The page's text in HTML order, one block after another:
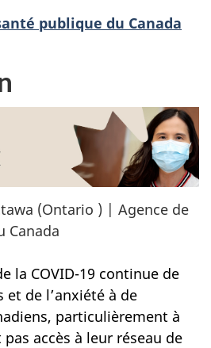
publique du Canada
(Ontario ) | Agence de
Canada
la COVID-19 continue de
et de l’anxiété à de
particulièrement à
accès à leur réseau de